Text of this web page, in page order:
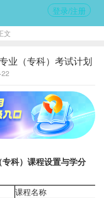
登录/注册
文
业（专科）考试计划
科） 课程设置与学分
课程名称